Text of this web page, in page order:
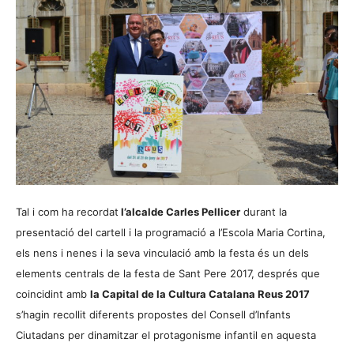
Tal i com ha recordat l’alcalde Carles Pellicer durant la
presentació del cartell i la programació a l’Escola Maria Cortina,
els nens i nenes i la seva vinculació amb la festa és un dels
elements centrals de la festa de Sant Pere 2017, després que
coincidint amb la Capital de la Cultura Catalana Reus 2017
s’hagin recollit diferents propostes del Consell d’Infants
Ciutadans per dinamitzar el protagonisme infantil en aquesta